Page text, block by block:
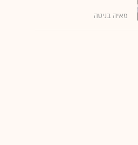
מאיה בניטה